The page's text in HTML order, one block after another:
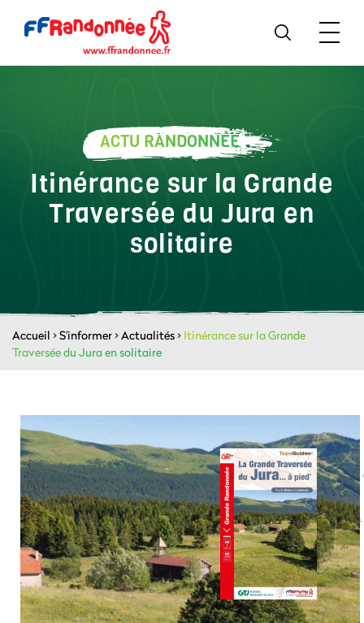
ACTU RANDONNÉE
Itinérance sur la Grande
Traversée du Jura en
solitaire
Accueil >S'informer>Actualités> Itinérance sur la Grande
Traversée du Jura en solitaire